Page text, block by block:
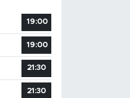
19:00
19:00
21:30
21:30